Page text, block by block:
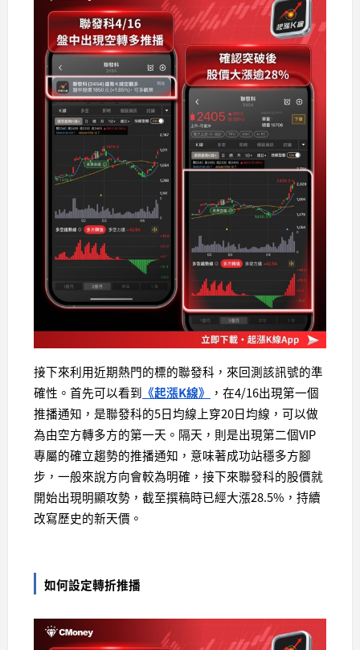
接下來利用近期熱門的標的聯發科，來回測該訊號的準
確性。首先可以看到 《起漲K線》
，在4/16出現第一個
推播通知，是聯發科的5日均線上穿20日均線，可以做
為由空方轉多方的第一天。隔天，則是出現第二個VIP
專屬的確立趨勢的推播通知，意味著成功站穩多方腳
步，一般來說方向會較為明確，接下來聯發科的股價就
開始出現明顯攻勢，截至撰稿時已經大漲28.5%，持續
改寫歷史的新天價。
如何設定轉折推播